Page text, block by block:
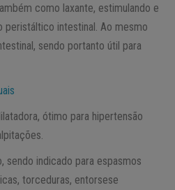
como laxante, estimulando e
intestinal. Ao mesmo
sendo portanto útil para
ótimo para hipertensão
sendo indicado para espasmos
torceduras, entorsese